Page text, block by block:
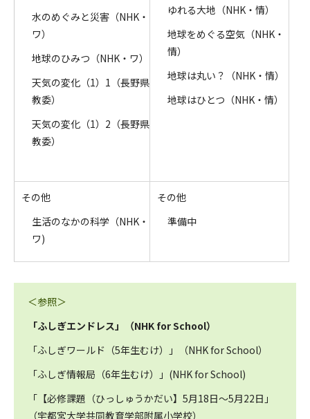
水のめぐみと災害（NHK・
ワ）
地球のひみつ（NHK・ワ）
天気の変化（1）1（長野県
教委）
天気の変化（1）2（長野県
教委）
ゆれる大地（NHK・情）
地球をめぐる空気（NHK・
情）
地球は丸い？（NHK・情）
地球はひとつ（NHK・情）
その他
生活のなかの科学（NHK・
ワ)
その他
準備中
＜参照＞
「ふしぎエンドレス」（NHK for School）
「ふしぎワールド（5年生むけ）」（NHK for School）
「ふしぎ情報局（6年生むけ）」(NHK for School)
「【必修課題（ひっしゅうかだい】5月18日～5月22日」
（宇都宮大学共同教育学部附属小学校）